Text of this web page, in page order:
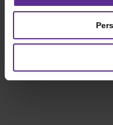
privind utilizarea